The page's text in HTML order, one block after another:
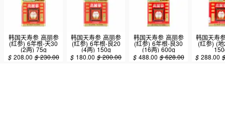
韩国天寿参 高丽参
(红参) 6年根-天30
(2两) 75g
$ 208.00 $230.00
韩国天寿参 高丽参
(红参) 6年根-良20
(4两) 150g
$ 180.00 $200.00
韩国天寿参 高丽参
(红参) 6年根-良30
(16两) 600g
$ 488.00 $628.00
韩国天寿
(红参) (
$288.00